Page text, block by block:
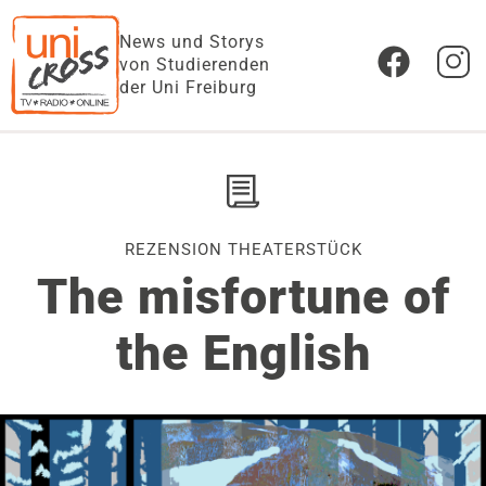
News und Storys
von Studierenden
der Uni Freiburg
REZENSION THEATERSTÜCK
The misfortune of
the English